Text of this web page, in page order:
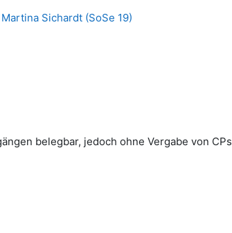
Sichardt (SoSe 19)
belegbar, jedoch ohne Vergabe von CPs